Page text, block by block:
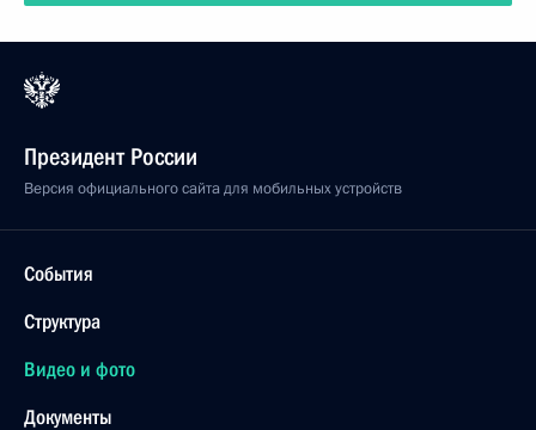
Президент России
Версия официального сайта для мобильных устройств
События
Структура
Видео и фото
Документы